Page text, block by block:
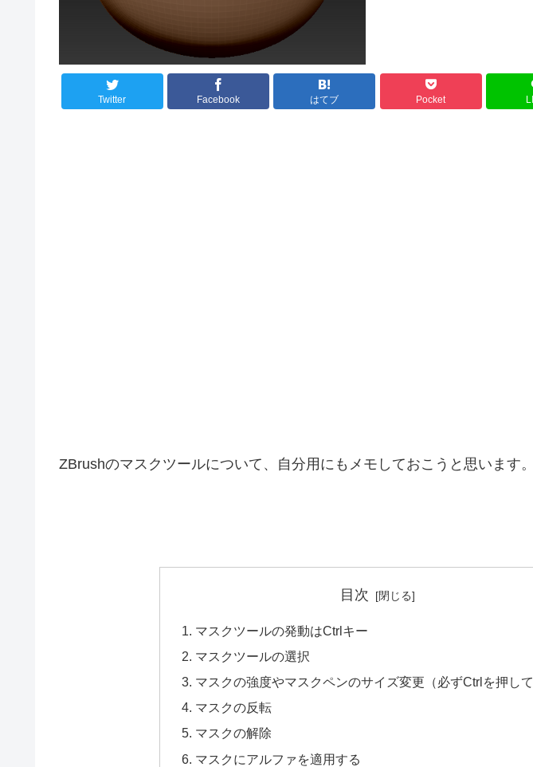
Twitter Facebook はてブ Pocket
ZBrushのマスクツールについて、自分用にもメモしておこうと思います。
目次
マスクツールの発動はCtrlキー
マスクツールの選択
マスクの強度やマスクペンのサイズ変更（必ずCtrlを押して
マスクの反転
マスクの解除
マスクにアルファを適用する